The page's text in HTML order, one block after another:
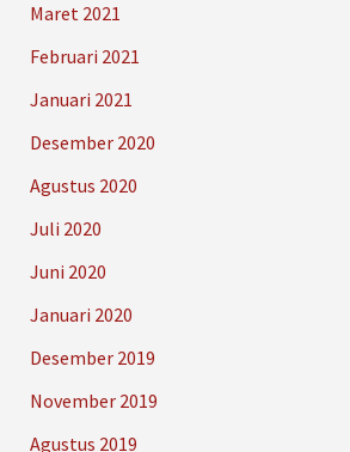
Maret 2021
Februari 2021
Januari 2021
Desember 2020
Agustus 2020
Juli 2020
Juni 2020
Januari 2020
Desember 2019
November 2019
Agustus 2019